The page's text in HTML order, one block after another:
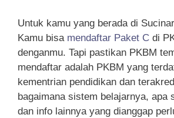
Untuk kamu yang berada di
Kamu bisa mendaftar Paket C di
denganmu. Tapi pastikan PKBM
mendaftar adalah PKBM yang
kementrian pendidikan dan
bagaimana sistem belajarnya, apa
dan info lainnya yang dianggap